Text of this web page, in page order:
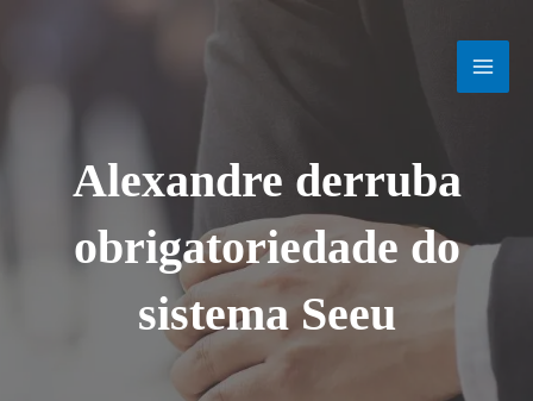
Alexandre derruba
obrigatoriedade do
sistema Seeu